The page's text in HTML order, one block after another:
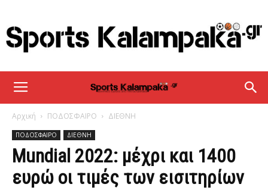
sportskalampaka
Αρχική ΠΟΔΟΣΦΑΙΡΟ ΔΙΕΘΝΗ
ΠΟΔΟΣΦΑΙΡΟ ΔΙΕΘΝΗ
Mundial 2022: μέχρι και 1400
ευρώ οι τιμές των εισιτηρίων